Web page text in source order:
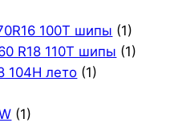
100T шипы (1)
R18 110T шипы (1)
104H лето (1)
(1)